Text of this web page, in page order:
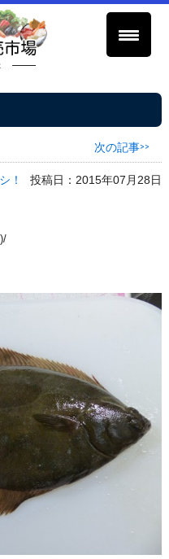
次の記事>>
！ 投稿日：2015年07月28日